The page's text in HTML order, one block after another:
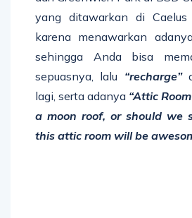
yang ditawarkan di
karena menawarkan
sehingga Anda bisa
sepuasnya, lalu “recharge”
lagi, serta adanya “Attic
a moon roof, or should we
this attic room will be